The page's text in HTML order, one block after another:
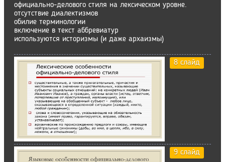
официально-делового стиля на лексическом уровне.
отсутствие диалектизмов
обилие терминологии
включение в текст аббревиатур
используются историзмы (и даже архаизмы)
8 слайд
9 слайд